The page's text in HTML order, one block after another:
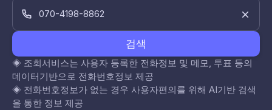
검색
◈ 조회서비스는 사용자 등록한 전화정보 및 메모, 투표 등의
데이터기반으로 전화번호정보 제공
◈ 전화번호정보가 없는 경우 사용자편의를 위해 AI기반 검색
을 통한 정보 제공